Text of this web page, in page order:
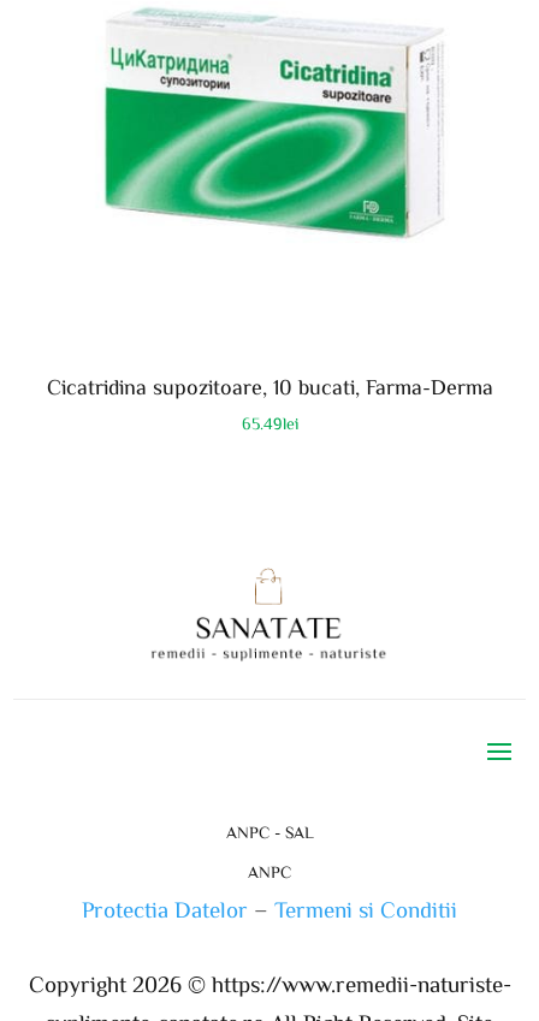
Cicatridina supozitoare, 10 bucati, Farma-Derma
65.49lei
ANPC - SAL
ANPC
Protectia Datelor – Termeni si Conditii
Copyright 2026 ©https://www.remedii-naturiste-